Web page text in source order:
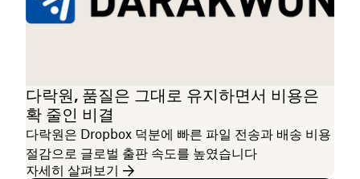
다락원, 품질은 그대로 유지하면서 비용은
확 줄인 비결
다락원은 Dropbox 덕분에 빠른 파일 전송과 배송 비용
절감으로 글로벌 출판 속도를 높였습니다
자세히 살펴보기